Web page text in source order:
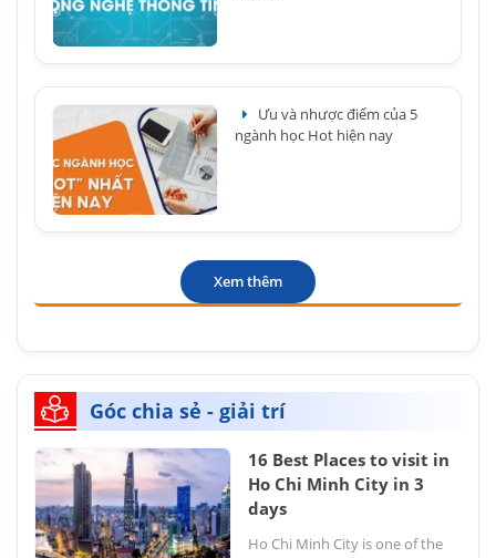
Ưu và nhược điểm của 5
ngành học Hot hiện nay
Xem thêm
Góc chia sẻ - giải trí
16 Best Places to visit in
Ho Chi Minh City in 3
days
Ho Chi Minh City is one of the